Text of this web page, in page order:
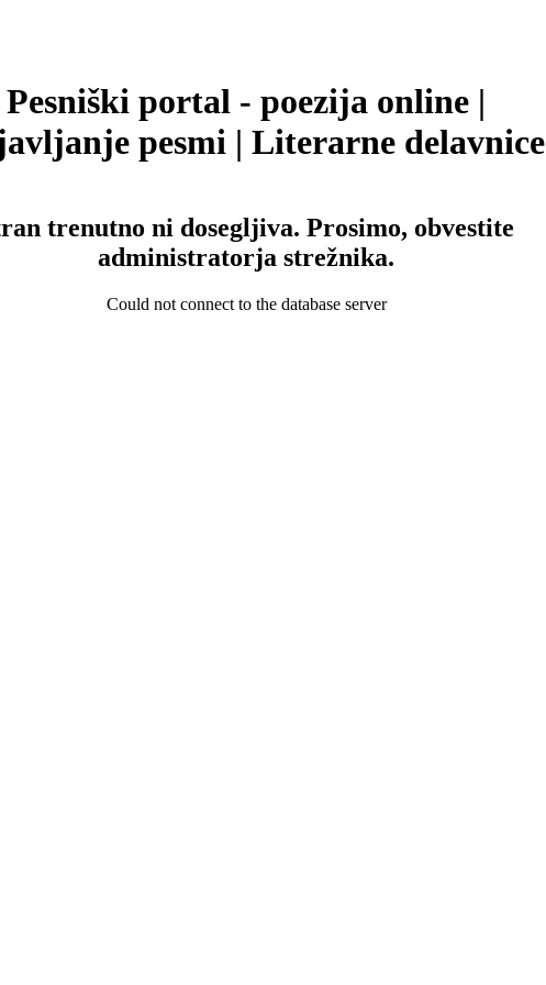
Pesniški portal - poezija online |
pesmi | Literarne delavnice
trenutno ni dosegljiva. Prosimo, obvestite
administratorja strežnika.
Could not connect to the database server